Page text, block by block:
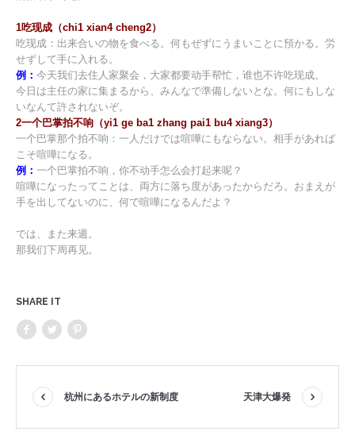
1吃现成（chi1 xian4 cheng2）
吃现成：出来合いの物を食べる。何もぜずにうまいことに預かる。労
せずして手に入れる。
例： 今天我们去住人家聚会，大家都要动手帮忙，谁也不许吃现成。
今日は主任の家に集まるから、みんなで準備しないとな。何にもしな
いなんて許されないぞ。
2一个巴掌拍不响（yi1 ge ba1 zhang pai1 bu4 xiang3）
一个巴掌那个拍不响：一人だけでは喧嘩にもならない。相手があれば
こそ喧嘩になる。
例： 一个巴掌拍不响，你不动手怎么会打起来呢？
喧嘩になったってことは、両方に落ち度があったからだろ。おまえが
手を出してないのに、何で喧嘩になるんだよ？
では、また来週。
那我们下周再见。
SHARE IT
杭州にあるホテルの新制度 天津大爆発